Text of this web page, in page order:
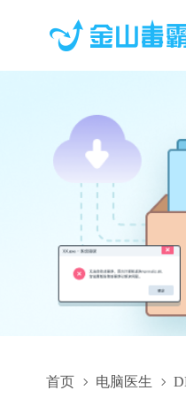
首页 电脑医生